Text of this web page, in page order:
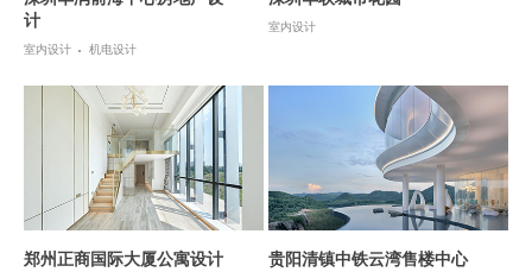
计
室内设计 机电设计
室内设计
郑州正商国际大厦公寓设计
贵阳清镇中铁云湾售楼中心